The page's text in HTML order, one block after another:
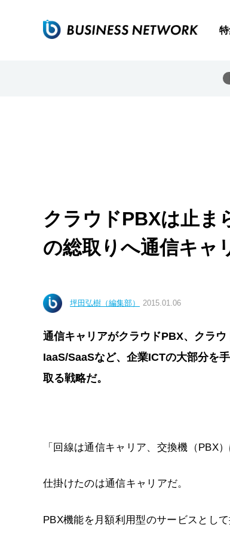
クラウドPBXは止
の総取りへ通信キャ
坪田弘樹（編集部） 2015.01.06
通信キャリアがクラウドPBX、クラ
IaaS/SaaSなど、企業ICTの大部分を
取る戦略だ。
「回線は通信キャリア、交換機（PBX
仕掛けたのは通信キャリアだ。
PBX機能を月額利用型のサービスとし